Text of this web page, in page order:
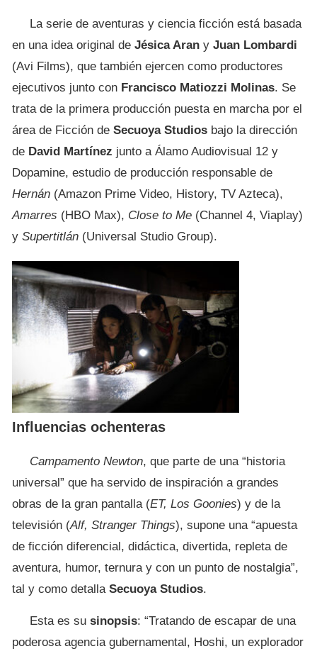
La serie de aventuras y ciencia ficción está basada
en una idea original de Jésica Aran y Juan Lombardi
(Avi Films), que también ejercen como productores
ejecutivos junto con Francisco Matiozzi Molinas. Se
trata de la primera producción puesta en marcha por el
área de Ficción de Secuoya Studios bajo la dirección
de David Martínez junto a Álamo Audiovisual 12 y
Dopamine, estudio de producción responsable de
Hernán (Amazon Prime Video, History, TV Azteca),
Amarres (HBO Max), Close to Me (Channel 4, Viaplay)
y Supertitlán (Universal Studio Group).
Influencias ochenteras
Campamento Newton, que parte de una “historia
universal” que ha servido de inspiración a grandes
obras de la gran pantalla (ET, Los Goonies) y de la
televisión (Alf, Stranger Things), supone una “apuesta
de ficción diferencial, didáctica, divertida, repleta de
aventura, humor, ternura y con un punto de nostalgia”,
tal y como detalla Secuoya Studios.
Esta es su sinopsis: “Tratando de escapar de una
poderosa agencia gubernamental, Hoshi, un explorador